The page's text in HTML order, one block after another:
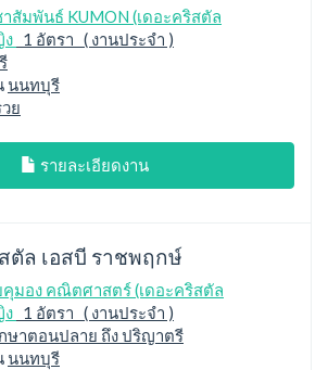
สัมพันธ์ KUMON (เดอะคริสตัล
ง 1 อัตรา ( งานประจำ )
นนทบุรี
ย
รายละเอียดงาน
ตัล เอสบี ราชพฤกษ์
มอง คณิตศาสตร์ (เดอะคริสตัล
ง 1 อัตรา ( งานประจำ )
ษาตอนปลาย ถึง ปริญาตรี
นนทบุรี